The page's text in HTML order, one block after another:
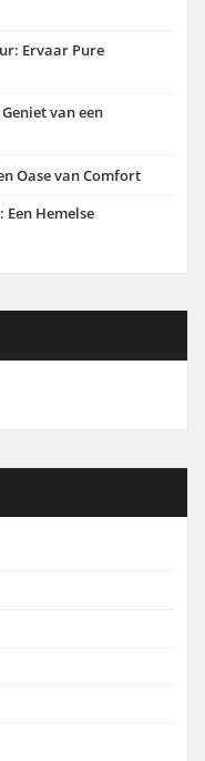
Ervaar Pure
van een
Oase van Comfort
Hemelse